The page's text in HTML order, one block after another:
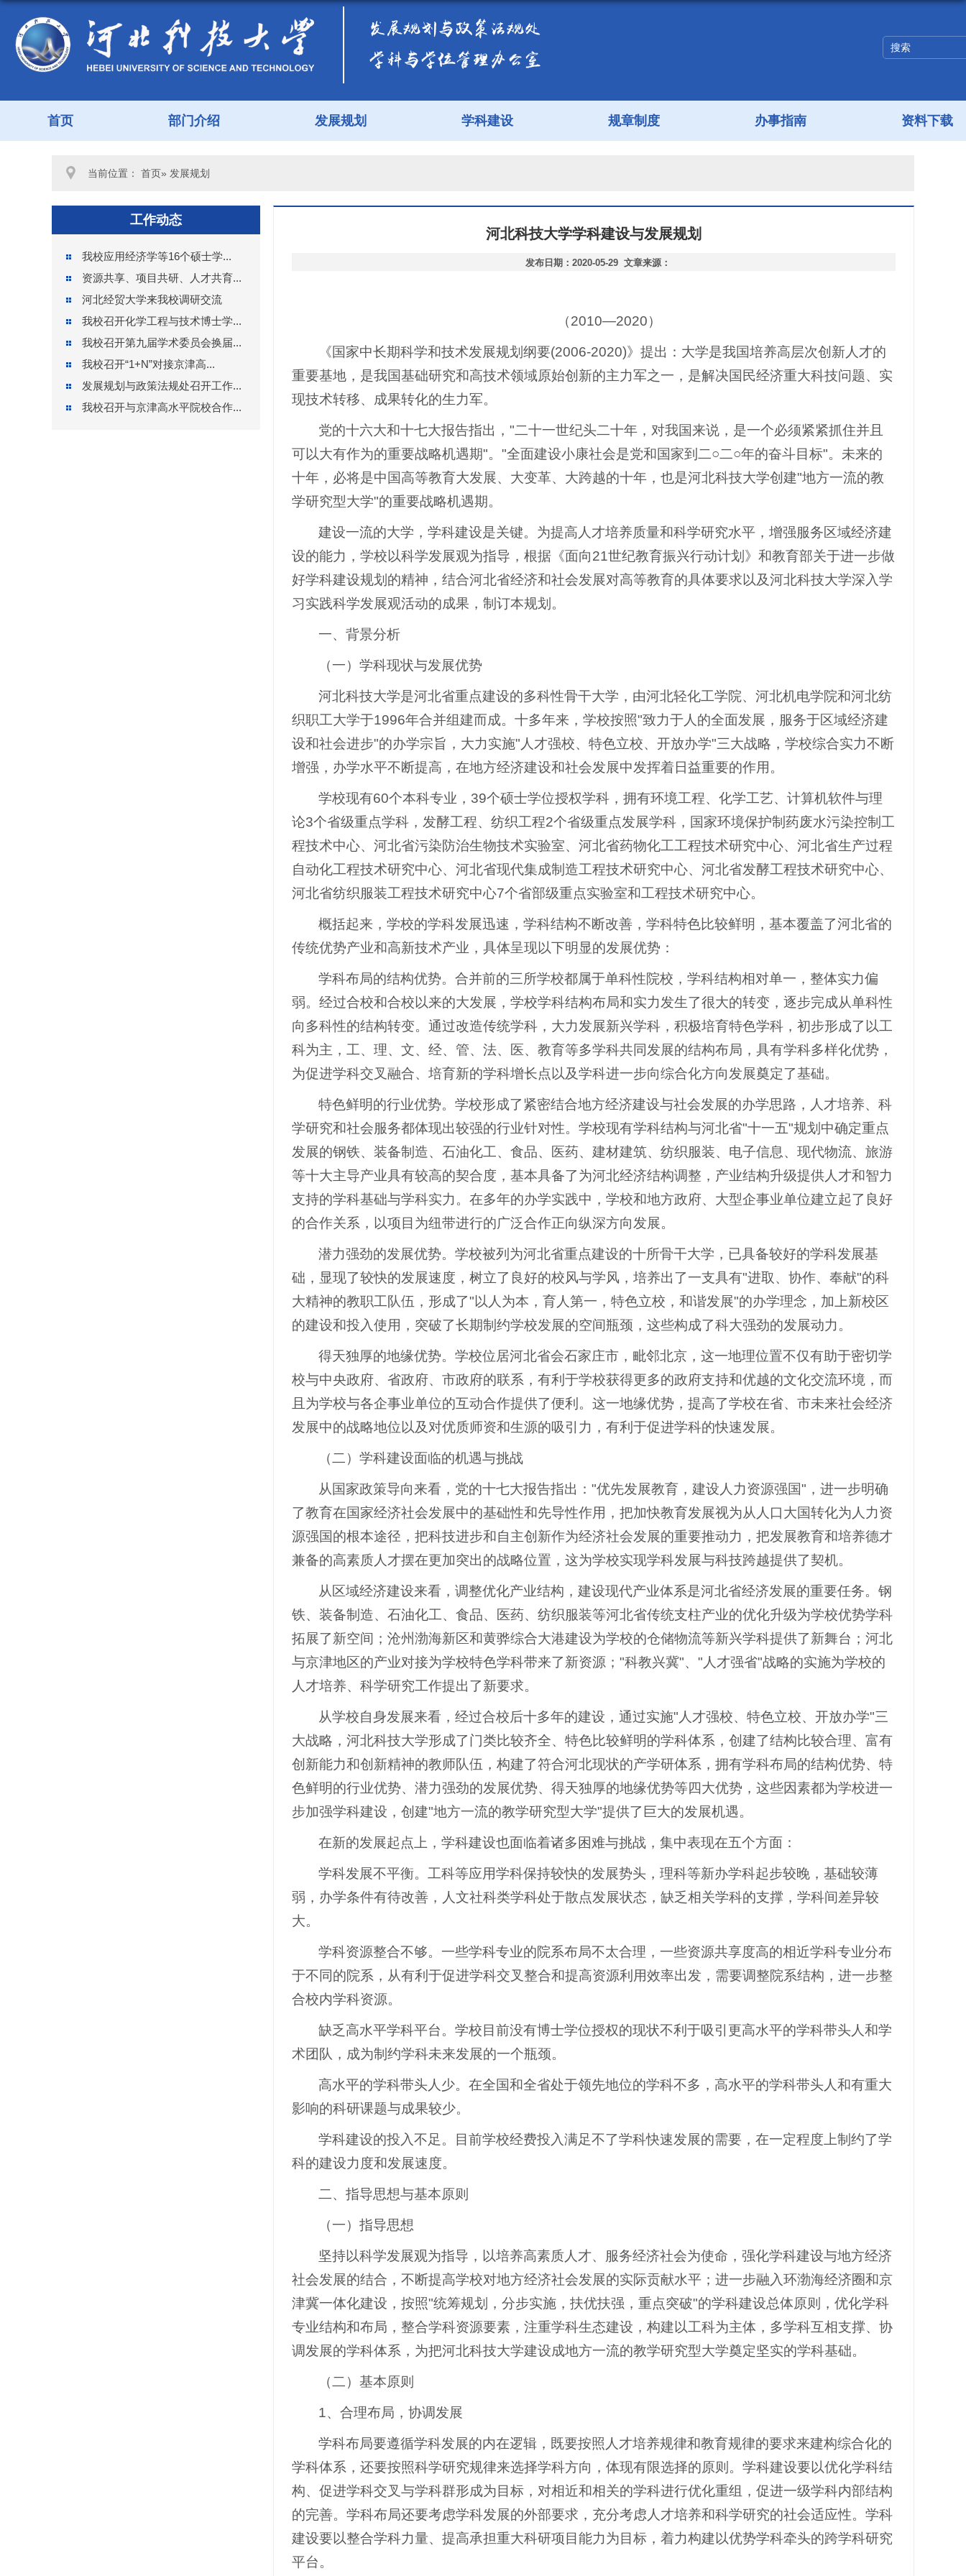
首页 部门介绍 发展规划 学科建设 规章制度 办事指南 资料下载
当前位置： 首页» 发展规划
工作动态
我校应用经济学等16个硕士学...
资源共享、项目共研、人才共育...
河北经贸大学来我校调研交流
我校召开化学工程与技术博士学...
我校召开第九届学术委员会换届...
我校召开“1+N”对接京津高...
发展规划与政策法规处召开工作...
我校召开与京津高水平院校合作...
河北科技大学学科建设与发展规划
发布日期：2020-05-29 文章来源：
（2010—2020）
《国家中长期科学和技术发展规划纲要(2006-2020)》提出：大学是我国培养高层次创新人才的
重要基地，是我国基础研究和高技术领域原始创新的主力军之一，是解决国民经济重大科技问题、实
现技术转移、成果转化的生力军。
党的十六大和十七大报告指出，"二十一世纪头二十年，对我国来说，是一个必须紧紧抓住并且
可以大有作为的重要战略机遇期"。"全面建设小康社会是党和国家到二○二○年的奋斗目标"。未来的
十年，必将是中国高等教育大发展、大变革、大跨越的十年，也是河北科技大学创建"地方一流的教
学研究型大学"的重要战略机遇期。
建设一流的大学，学科建设是关键。为提高人才培养质量和科学研究水平，增强服务区域经济建
设的能力，学校以科学发展观为指导，根据《面向21世纪教育振兴行动计划》和教育部关于进一步做
好学科建设规划的精神，结合河北省经济和社会发展对高等教育的具体要求以及河北科技大学深入学
习实践科学发展观活动的成果，制订本规划。
一、背景分析
（一）学科现状与发展优势
河北科技大学是河北省重点建设的多科性骨干大学，由河北轻化工学院、河北机电学院和河北纺
织职工大学于1996年合并组建而成。十多年来，学校按照"致力于人的全面发展，服务于区域经济建
设和社会进步"的办学宗旨，大力实施"人才强校、特色立校、开放办学"三大战略，学校综合实力不断
增强，办学水平不断提高，在地方经济建设和社会发展中发挥着日益重要的作用。
学校现有60个本科专业，39个硕士学位授权学科，拥有环境工程、化学工艺、计算机软件与理
论3个省级重点学科，发酵工程、纺织工程2个省级重点发展学科，国家环境保护制药废水污染控制工
程技术中心、河北省污染防治生物技术实验室、河北省药物化工工程技术研究中心、河北省生产过程
自动化工程技术研究中心、河北省现代集成制造工程技术研究中心、河北省发酵工程技术研究中心、
河北省纺织服装工程技术研究中心7个省部级重点实验室和工程技术研究中心。
概括起来，学校的学科发展迅速，学科结构不断改善，学科特色比较鲜明，基本覆盖了河北省的
传统优势产业和高新技术产业，具体呈现以下明显的发展优势：
学科布局的结构优势。合并前的三所学校都属于单科性院校，学科结构相对单一，整体实力偏
弱。经过合校和合校以来的大发展，学校学科结构布局和实力发生了很大的转变，逐步完成从单科性
向多科性的结构转变。通过改造传统学科，大力发展新兴学科，积极培育特色学科，初步形成了以工
科为主，工、理、文、经、管、法、医、教育等多学科共同发展的结构布局，具有学科多样化优势，
为促进学科交叉融合、培育新的学科增长点以及学科进一步向综合化方向发展奠定了基础。
特色鲜明的行业优势。学校形成了紧密结合地方经济建设与社会发展的办学思路，人才培养、科
学研究和社会服务都体现出较强的行业针对性。学校现有学科结构与河北省"十一五"规划中确定重点
发展的钢铁、装备制造、石油化工、食品、医药、建材建筑、纺织服装、电子信息、现代物流、旅游
等十大主导产业具有较高的契合度，基本具备了为河北经济结构调整，产业结构升级提供人才和智力
支持的学科基础与学科实力。在多年的办学实践中，学校和地方政府、大型企事业单位建立起了良好
的合作关系，以项目为纽带进行的广泛合作正向纵深方向发展。
潜力强劲的发展优势。学校被列为河北省重点建设的十所骨干大学，已具备较好的学科发展基
础，显现了较快的发展速度，树立了良好的校风与学风，培养出了一支具有"进取、协作、奉献"的科
大精神的教职工队伍，形成了"以人为本，育人第一，特色立校，和谐发展"的办学理念，加上新校区
的建设和投入使用，突破了长期制约学校发展的空间瓶颈，这些构成了科大强劲的发展动力。
得天独厚的地缘优势。学校位居河北省会石家庄市，毗邻北京，这一地理位置不仅有助于密切学
校与中央政府、省政府、市政府的联系，有利于学校获得更多的政府支持和优越的文化交流环境，而
且为学校与各企事业单位的互动合作提供了便利。这一地缘优势，提高了学校在省、市未来社会经济
发展中的战略地位以及对优质师资和生源的吸引力，有利于促进学科的快速发展。
（二）学科建设面临的机遇与挑战
从国家政策导向来看，党的十七大报告指出："优先发展教育，建设人力资源强国"，进一步明确
了教育在国家经济社会发展中的基础性和先导性作用，把加快教育发展视为从人口大国转化为人力资
源强国的根本途径，把科技进步和自主创新作为经济社会发展的重要推动力，把发展教育和培养德才
兼备的高素质人才摆在更加突出的战略位置，这为学校实现学科发展与科技跨越提供了契机。
从区域经济建设来看，调整优化产业结构，建设现代产业体系是河北省经济发展的重要任务。钢
铁、装备制造、石油化工、食品、医药、纺织服装等河北省传统支柱产业的优化升级为学校优势学科
拓展了新空间；沧州渤海新区和黄骅综合大港建设为学校的仓储物流等新兴学科提供了新舞台；河北
与京津地区的产业对接为学校特色学科带来了新资源；"科教兴冀"、"人才强省"战略的实施为学校的
人才培养、科学研究工作提出了新要求。
从学校自身发展来看，经过合校后十多年的建设，通过实施"人才强校、特色立校、开放办学"三
大战略，河北科技大学形成了门类比较齐全、特色比较鲜明的学科体系，创建了结构比较合理、富有
创新能力和创新精神的教师队伍，构建了符合河北现状的产学研体系，拥有学科布局的结构优势、特
色鲜明的行业优势、潜力强劲的发展优势、得天独厚的地缘优势等四大优势，这些因素都为学校进一
步加强学科建设，创建"地方一流的教学研究型大学"提供了巨大的发展机遇。
在新的发展起点上，学科建设也面临着诸多困难与挑战，集中表现在五个方面：
学科发展不平衡。工科等应用学科保持较快的发展势头，理科等新办学科起步较晚，基础较薄
弱，办学条件有待改善，人文社科类学科处于散点发展状态，缺乏相关学科的支撑，学科间差异较
大。
学科资源整合不够。一些学科专业的院系布局不太合理，一些资源共享度高的相近学科专业分布
于不同的院系，从有利于促进学科交叉整合和提高资源利用效率出发，需要调整院系结构，进一步整
合校内学科资源。
缺乏高水平学科平台。学校目前没有博士学位授权的现状不利于吸引更高水平的学科带头人和学
术团队，成为制约学科未来发展的一个瓶颈。
高水平的学科带头人少。在全国和全省处于领先地位的学科不多，高水平的学科带头人和有重大
影响的科研课题与成果较少。
学科建设的投入不足。目前学校经费投入满足不了学科快速发展的需要，在一定程度上制约了学
科的建设力度和发展速度。
二、指导思想与基本原则
（一）指导思想
坚持以科学发展观为指导，以培养高素质人才、服务经济社会为使命，强化学科建设与地方经济
社会发展的结合，不断提高学校对地方经济社会发展的实际贡献水平；进一步融入环渤海经济圈和京
津冀一体化建设，按照"统筹规划，分步实施，扶优扶强，重点突破"的学科建设总体原则，优化学科
专业结构和布局，整合学科资源要素，注重学科生态建设，构建以工科为主体，多学科互相支撑、协
调发展的学科体系，为把河北科技大学建设成地方一流的教学研究型大学奠定坚实的学科基础。
（二）基本原则
1、合理布局，协调发展
学科布局要遵循学科发展的内在逻辑，既要按照人才培养规律和教育规律的要求来建构综合化的
学科体系，还要按照科学研究规律来选择学科方向，体现有限选择的原则。学科建设要以优化学科结
构、促进学科交叉与学科群形成为目标，对相近和相关的学科进行优化重组，促进一级学科内部结构
的完善。学科布局还要考虑学科发展的外部要求，充分考虑人才培养和科学研究的社会适应性。学科
建设要以整合学科力量、提高承担重大科研项目能力为目标，着力构建以优势学科牵头的跨学科研究
平台。